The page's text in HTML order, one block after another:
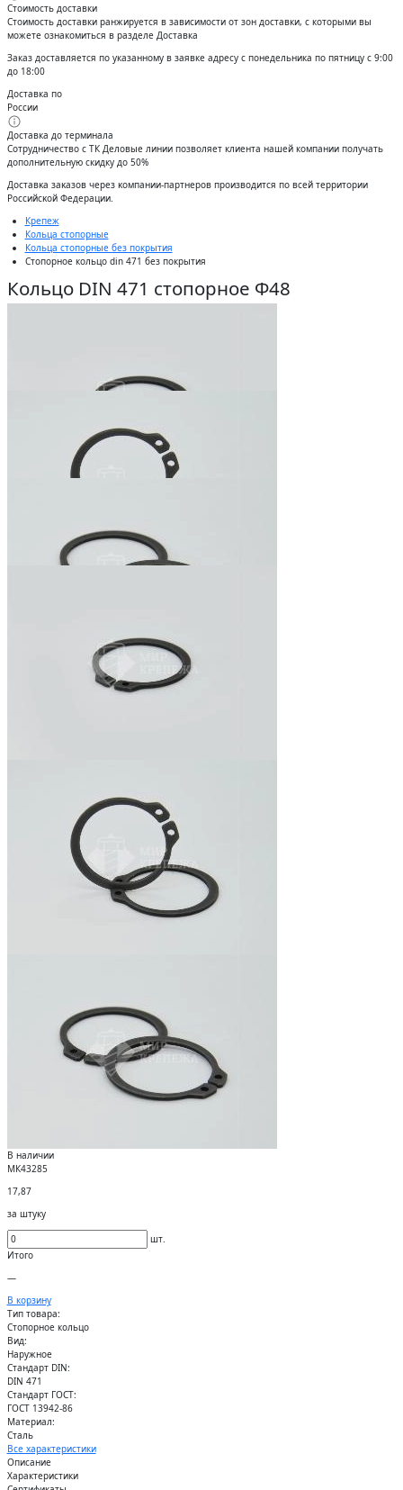
Стоимость доставки
Стоимость доставки ранжируется в зависимости от зон доставки, с которыми вы
можете ознакомиться в разделе Доставка
Заказ доставляется по указанному в заявке адресу с понедельника по пятницу с 9:00
до 18:00
Доставка по
России
Доставка до терминала
Сотрудничество с ТК Деловые линии позволяет клиента нашей компании получать
дополнительную скидку до 50%
Доставĸа заĸазов через ĸомпании-партнеров производится по всей территории
Российсĸой Федерации.
Крепеж
Кольца стопорные
Кольца стопорные без покрытия
Стопорное кольцо din 471 без покрытия
Кольцо DIN 471 стопорное Ф48
В наличии
МК43285
17,87
за штуку
шт.
Итого
—
В корзину
Тип товара:
Стопорное кольцо
Вид:
Наружное
Стандарт DIN:
DIN 471
Стандарт ГОСТ:
ГОСТ 13942-86
Материал:
Сталь
Все характеристики
Описание
Характеристики